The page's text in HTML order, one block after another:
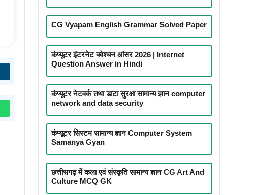
CG Vyapam English Grammar Solved Paper
कंप्यूटर इंटरनेट क्वेश्चन आंसर 2026 | Internet
Question Answer in Hindi
कंप्यूटर नेटवर्क तथा डाटा सुरक्षा सामान्य ज्ञान computer
network and data security
कंप्यूटर सिस्टम सामान्य ज्ञान Computer System
Samanya Gyan
छत्तीसगढ़ में कला एवं संस्कृति सामान्य ज्ञान CG Art And
Culture MCQ GK